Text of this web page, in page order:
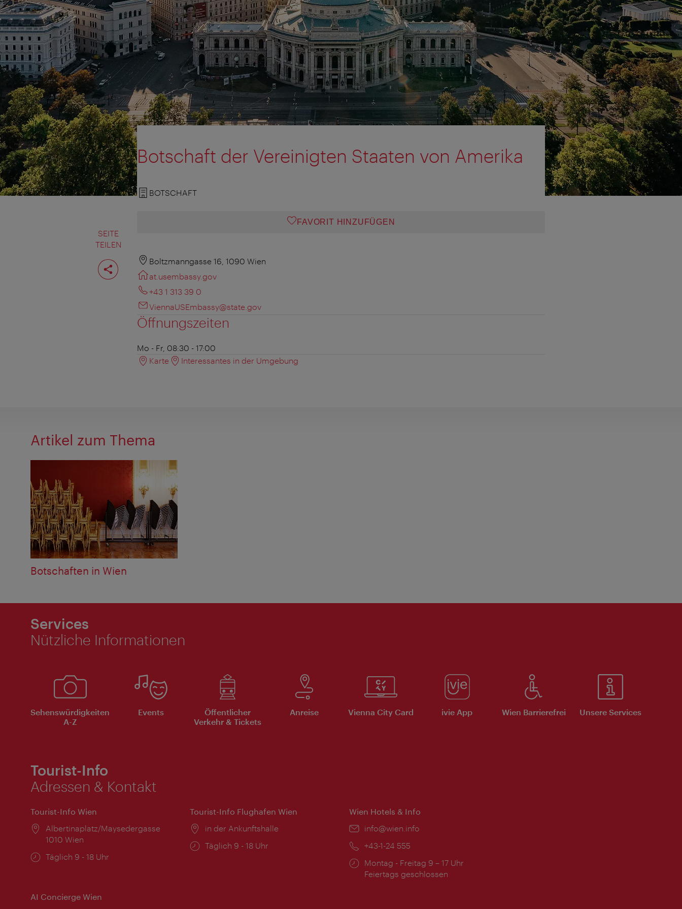
SEITE
TEILEN
Seite
teilen
Botschaft der Vereinigten Staaten von Amerika
BOTSCHAFT
FAVORIT HINZUFÜGEN
Boltzmanngasse 16, 1090 Wien
at.usembassy.gov
+43 1 313 39 0
ViennaUSEmbassy@state.gov
Öffnungszeiten
Mo - Fr, 08:30 - 17:00
Karte
Interessantes in der Umgebung
Artikel zum Thema
Botschaften in Wien
Services
Nützliche Informationen
Sehenswürdigkeiten
A-Z
Events
Öffentlicher
Verkehr & Tickets
Anreise Vienna City Card ivie App Wien Barrierefrei Unsere Services
Tourist-Info
Adressen & Kontakt
Tourist-Info Wien
Ort:
Albertinaplatz/Maysedergasse
1010 Wien
Öffnungszeiten:
Täglich 9 - 18 Uhr
Tourist-Info Flughafen Wien
Ort:
in der Ankunftshalle
Öffnungszeiten:
Täglich 9 - 18 Uhr
Wien Hotels & Info
Email:
info@wien.info
Telefon:
+43-1-24 555
Öffnungszeiten:
Montag - Freitag 9 – 17 Uhr
Feiertags geschlossen
AI Concierge Wien